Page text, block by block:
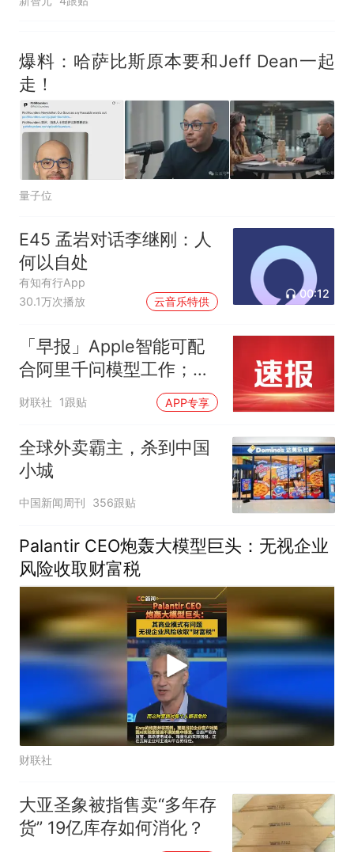
爆料：哈萨比斯原本要和Jeff Dean一起
走！
量子位
E45 孟岩对话李继刚：人
何以自处
有知有行App
30.1万次播放
云音乐特供
00:12
「早报」Apple智能可配
合阿里千问模型工作；江
波龙定增大幅溢价
财联社 1跟贴 APP专享
全球外卖霸主，杀到中国
小城
中国新闻周刊 356跟贴
Palantir CEO炮轰大模型巨头：无视企业
风险收取财富税
财联社
大亚圣象被指售卖“多年存
货” 19亿库存如何消化？